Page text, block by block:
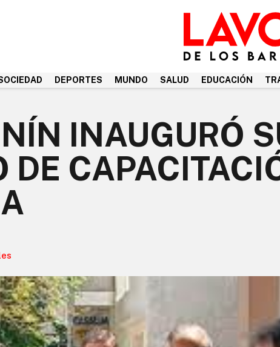
DEPORTES MUNDO SALUD EDUCACIÓN
INAUGURÓ
DE